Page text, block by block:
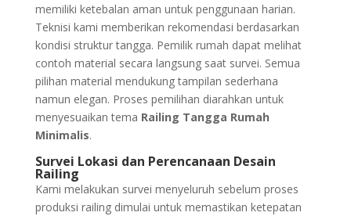
memiliki ketebalan aman untuk penggunaan harian.
Teknisi kami memberikan rekomendasi berdasarkan
kondisi struktur tangga. Pemilik rumah dapat melihat
contoh material secara langsung saat survei. Semua
pilihan material mendukung tampilan sederhana
namun elegan. Proses pemilihan diarahkan untuk
menyesuaikan tema Railing Tangga Rumah
Minimalis.
Survei Lokasi dan Perencanaan Desain
Railing
Kami melakukan survei menyeluruh sebelum proses
produksi railing dimulai untuk memastikan ketepatan